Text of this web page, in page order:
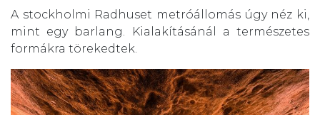
A stockholmi Radhuset metróállomás úgy néz ki,
mint egy barlang. Kialakításánál a természetes
formákra törekedtek.